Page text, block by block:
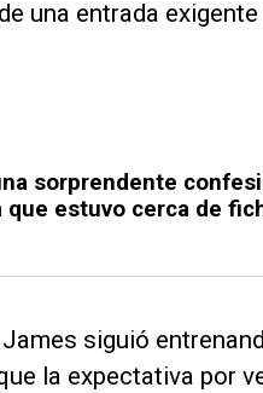
una entrada
sorprendente
estuvo cerca de
siguió
la expectativa por